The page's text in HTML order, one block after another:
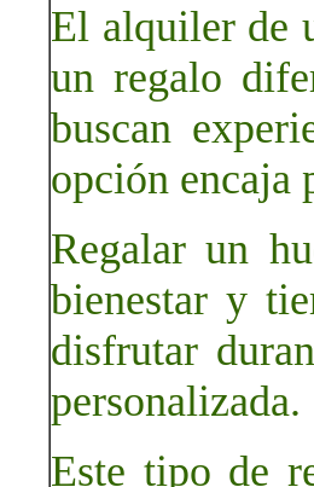
El alquiler de
un regalo
buscan
opción encaja
Regalar un
bienestar y
disfrutar
personalizada.
Este tipo de